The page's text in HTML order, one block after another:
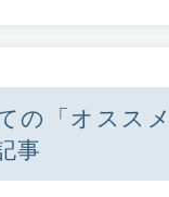
の「オスス
事